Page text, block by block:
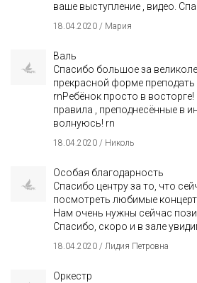
ваше выступление , видео.
18.04.2020 / Мария
Валь
Спасибо большое за
прекрасной форме преподать
rnРебёнок просто в восторге!
правила , преподнесённые в
волнуюсь! rn
18.04.2020 / Николь
Особая благодарность
Спасибо центру за то, что
посмотреть любимые
Нам очень нужны сейчас
Спасибо, скоро и в зале
18.04.2020 / Лидия Петровна
Оркестр